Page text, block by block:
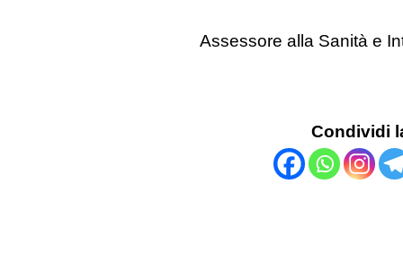
Assessore alla Sanità e
Condividi